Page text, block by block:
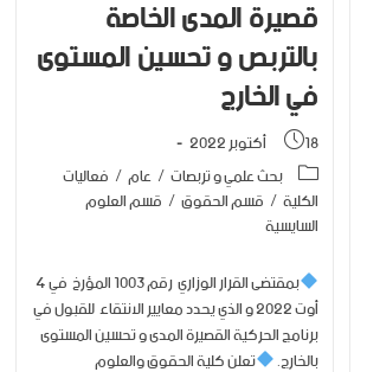
قصيرة المدى الخاصة
بالتربص و تحسين المستوى
في الخارج
18 أكتوبر 2022
بحث علمي و تربصات/عام/ فعاليات
الكلية/ قسم الحقوق/ قسم العلوم
السايسية
بمقتضى القرار الوزاري رقم 1003 المؤرخ في 4
أوت 2022 و الذي يحدد معايير الانتقاء للقبول في
برنامج الحركية القصيرة المدى و تحسين المستوى
بالخارج. تعلن كلية الحقوق والعلوم